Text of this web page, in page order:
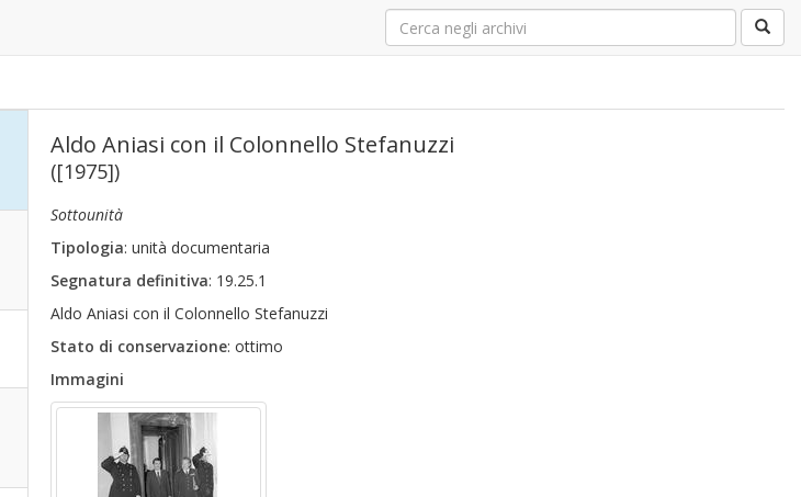
Aldo Aniasi con il Colonnello Stefanuzzi
([1975])
Sottounità
Tipologia: unità documentaria
Segnatura definitiva: 19.25.1
Aldo Aniasi con il Colonnello Stefanuzzi
Stato di conservazione: ottimo
Immagini